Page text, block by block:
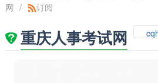
网 / 订阅
重庆人事考试网